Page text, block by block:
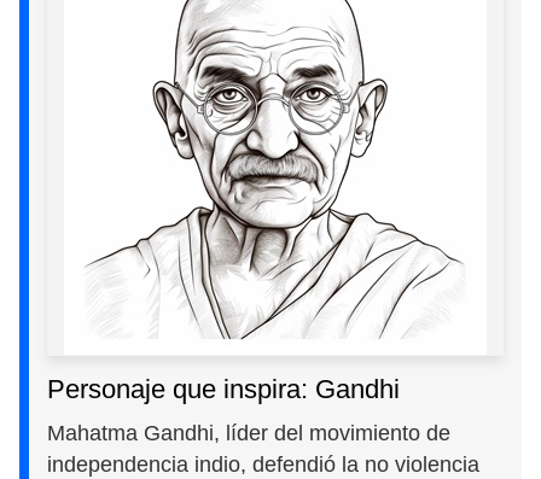
Personaje que inspira: Gandhi
Mahatma Gandhi, líder del movimiento de
independencia indio, defendió la no violencia